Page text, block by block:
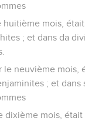
mois,
; et dans da
le neuvième mois,
; et dans
dixième mois, était